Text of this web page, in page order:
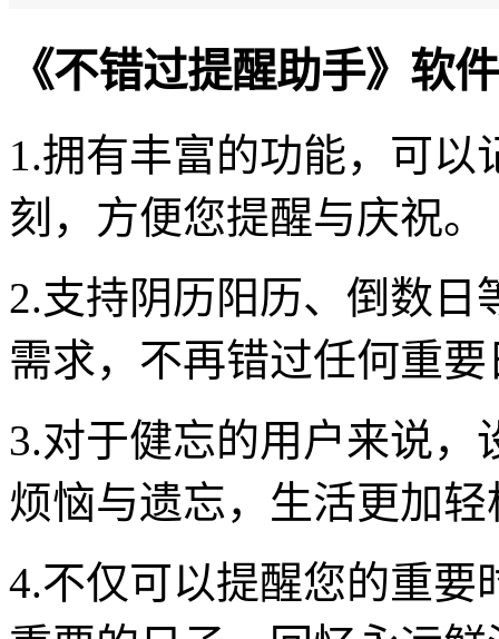
《不错过提醒助手》软
1.拥有丰富的功能，可
刻，方便您提醒与庆祝。
2.支持阴历阳历、倒数
需求，不再错过任何重要
3.对于健忘的用户来说
烦恼与遗忘，生活更加
4.不仅可以提醒您的重要